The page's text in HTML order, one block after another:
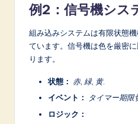
例2：信号機シス
組み込みシステムは有限状態
ています。信号機は色を厳密
ります。
状態： 赤, 緑, 黄.
イベント：
タイマー期限
ロジック：